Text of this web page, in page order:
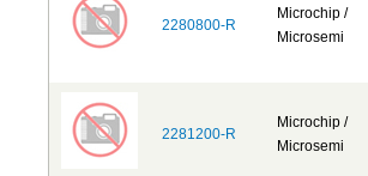
2280800-R
Microchip /
Microsemi
2281200-R
Microchip /
Microsemi